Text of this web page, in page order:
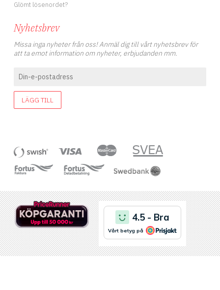
Glömt lösenordet?
Nyhetsbrev
Missa inga nyheter från oss! Anmäl dig till vårt nyhetsbrev för
att ta emot information om nyheter, erbjudanden mm.
LÄGG TILL